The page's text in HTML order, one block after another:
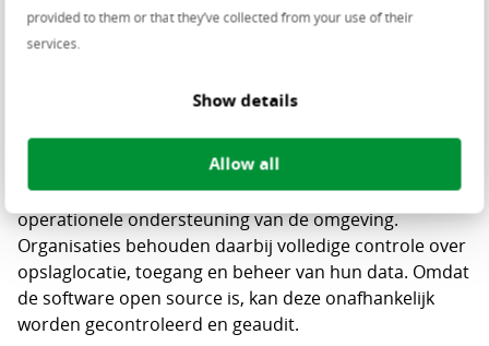
provided to them or that they’ve collected from your use of their
services.
Show details
Allow all
De werkplekoplossing is gebaseerd op Nextcloud Hub,
een open-sourceplatform voor samenwerken en
en bewerken, chatten, videobellen en e-mail, contacten
Centric verzorgt het beheer, de beveiliging en
operationele ondersteuning van de omgeving.
Organisaties behouden daarbij volledige controle over
opslaglocatie, toegang en beheer van hun data. Omdat
de software open source is, kan deze onafhankelijk
worden gecontroleerd en geaudit.